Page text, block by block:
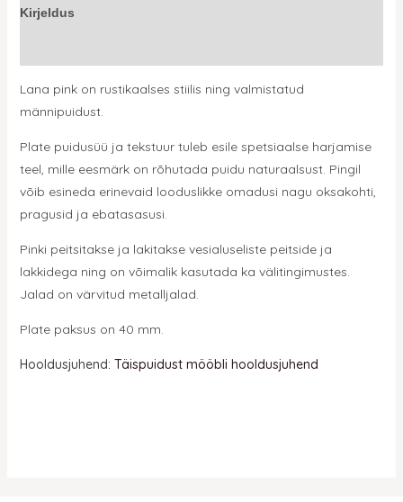
Kirjeldus
Lana pink on rustikaalses stiilis ning valmistatud
männipuidust.
Plate puidusüü ja tekstuur tuleb esile spetsiaalse harjamise
teel, mille eesmärk on rõhutada puidu naturaalsust. Pingil
võib esineda erinevaid looduslikke omadusi nagu oksakohti,
pragusid ja ebatasasusi.
Pinki peitsitakse ja lakitakse vesialuseliste peitside ja
lakkidega ning on võimalik kasutada ka välitingimustes.
Jalad on värvitud metalljalad.
Plate paksus on 40 mm.
Hooldusjuhend: Täispuidust mööbli hooldusjuhend